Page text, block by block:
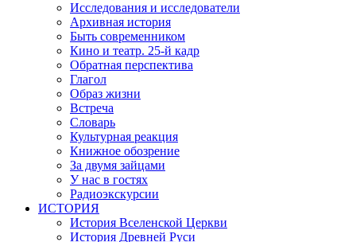
Исследования и исследователи
Архивная история
Быть современником
Кино и театр. 25-й кадр
Обратная перспектива
Глагол
Образ жизни
Встреча
Словарь
Культурная реакция
Книжное обозрение
За двумя зайцами
У нас в гостях
Радиоэкскурсии
ИСТОРИЯ
История Вселенской Церкви
История Древней Руси